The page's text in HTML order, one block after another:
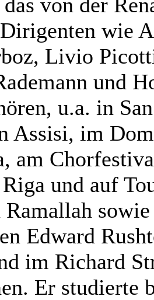
wie
Livio
und
u.a. in
Assisi, im
am
und auf
Ramallah
Edward
im Richard
Er studierte